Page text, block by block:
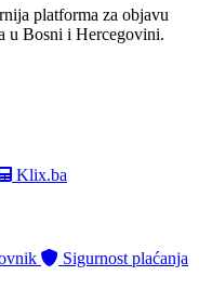
platforma za objavu
u Bosni i Hercegovini.
Klix.ba
Sigurnost plaćanja